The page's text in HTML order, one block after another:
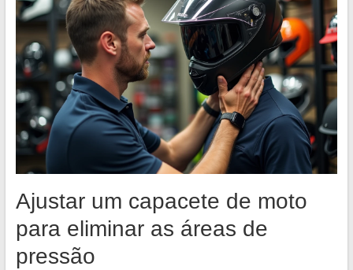
Ajustar um capacete de moto
para eliminar as áreas de
pressão